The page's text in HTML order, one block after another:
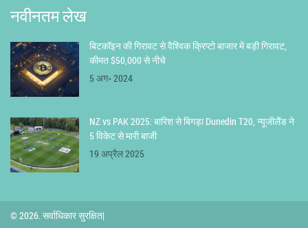
नवीनतम लेख
बिटकॉइन की गिरावट से वैश्विक क्रिप्टो बाजार में बड़ी गिरावट,
कीमत $50,000 से नीचे
5 अग॰ 2024
NZ vs PAK 2025: बारिश से बिगड़ा Dunedin T20, न्यूजीलैंड ने
5 विकेट से मारी बाजी
19 अप्रैल 2025
© 2026. सर्वाधिकार सुरक्षित|